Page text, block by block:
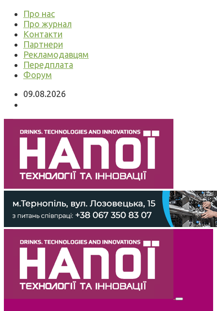
Про нас
Про журнал
Контакти
Партнери
Рекламодавцям
Передплата
Форум
09.08.2026